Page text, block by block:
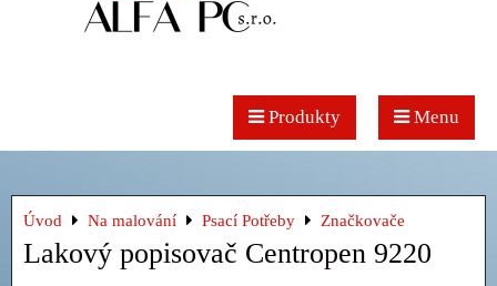
Produkty Menu
Úvod Na malování Psací Potřeby Značkovače
Lakový popisovač Centropen 9220